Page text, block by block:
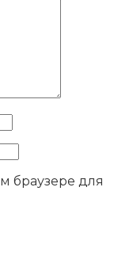
браузере для